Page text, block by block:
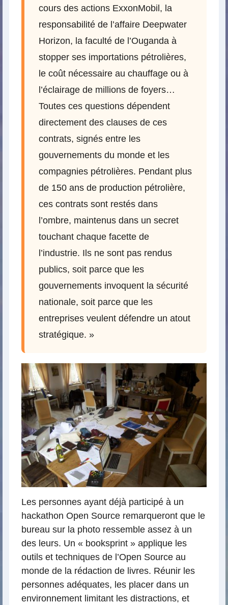
cours des actions ExxonMobil, la
responsabilité de l’affaire Deepwater
Horizon, la faculté de l’Ouganda à
stopper ses importations pétrolières,
le coût nécessaire au chauffage ou à
l’éclairage de millions de foyers…
Toutes ces questions dépendent
directement des clauses de ces
contrats, signés entre les
gouvernements du monde et les
compagnies pétrolières. Pendant plus
de 150 ans de production pétrolière,
ces contrats sont restés dans
l’ombre, maintenus dans un secret
touchant chaque facette de
l’industrie. Ils ne sont pas rendus
publics, soit parce que les
gouvernements invoquent la sécurité
nationale, soit parce que les
entreprises veulent défendre un atout
stratégique. »
Les personnes ayant déjà participé à un
hackathon Open Source remarqueront que le
bureau sur la photo ressemble assez à un
des leurs. Un « booksprint » applique les
outils et techniques de l’Open Source au
monde de la rédaction de livres. Réunir les
personnes adéquates, les placer dans un
environnement limitant les distractions, et